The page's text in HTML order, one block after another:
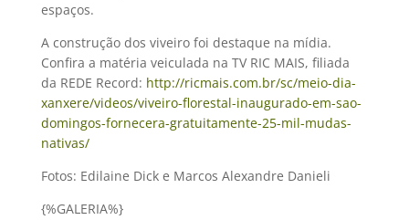
espaços.
A construção dos viveiro foi destaque na mídia.
Confira a matéria veiculada na TV RIC MAIS, filiada
da REDE Record: http://ricmais.com.br/sc/meio-dia-
xanxere/videos/viveiro-florestal-inaugurado-em-sao-
domingos-fornecera-gratuitamente-25-mil-mudas-
nativas/
Fotos: Edilaine Dick e Marcos Alexandre Danieli
{%GALERIA%}